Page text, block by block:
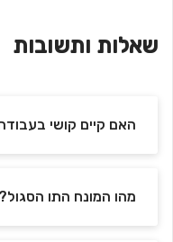
שאלות ותשובות
האם קיים קושי
מהו המונח התו הסגול?